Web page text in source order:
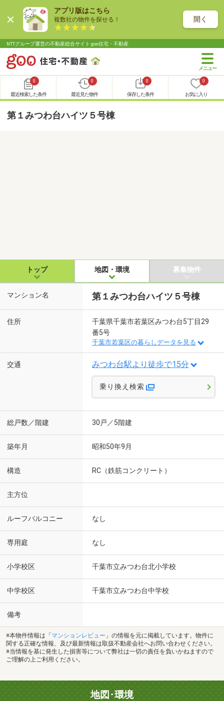
アプリ版はこちら
複数社の物件を探せる！ 開く
NTTグループ運営の不動産総合サイト goo住宅・不動産
0
最近検索した条件
0
最近見た物件
0
保存した条件
0
お気に入り
第１みつわ台ハイツ５号棟
トップ 地図・環境 募集物件
マンション名 第１みつわ台ハイツ５号棟
住所
千葉県千葉市若葉区みつわ台5丁目29
番5号
千葉市若葉区の暮らしデータを見る
交通 みつわ台駅より徒歩で15分
乗り換え検索
総戸数／階建 30戸／5階建
築年月 昭和50年9月
構造 RC（鉄筋コンクリート）
主方位
ルーフバルコニー なし
専用庭 なし
小学校区 千葉市立みつわ台北小学校
中学校区 千葉市立みつわ台中学校
備考
※本物件情報は「 マンションレビュー 」の情報を元に掲載しています。物件に
関する正確な情報、及び最新情報は取扱不動産会社へお問い合わせください。
※当情報を基に発生した損害等について弊社は一切の責任を負いかねますので
ご理解の上ご利用ください。
地図･環境